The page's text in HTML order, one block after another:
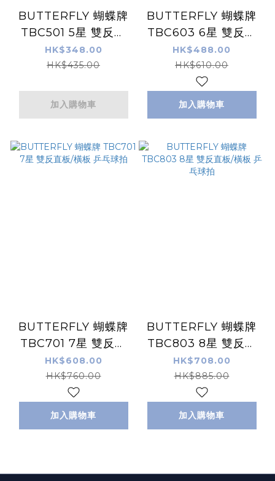
BUTTERFLY 蝴蝶牌
TBC501 5星 雙反直
板/橫板 乒乓球拍
HK$348.00
HK$435.00
加入購物車
BUTTERFLY 蝴蝶牌
TBC603 6星 雙反直
板/橫板 乒乓球拍
HK$488.00
HK$610.00
加入購物車
BUTTERFLY 蝴蝶牌
TBC701 7星 雙反直
板/橫板 乒乓球拍
HK$608.00
HK$760.00
加入購物車
BUTTERFLY 蝴蝶牌
TBC803 8星 雙反直
板/橫板 乒乓球拍
HK$708.00
HK$885.00
加入購物車